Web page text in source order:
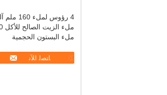
4 رؤوس لملء 160
ملء البستون الحجمية
ﺎﺘﺼﻟ ﺍﻶﻧ